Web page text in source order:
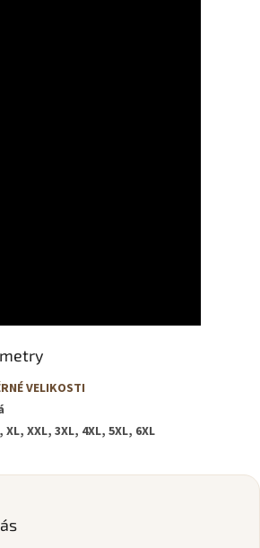
VELIKOSTI
XL, XXL, 3XL, 4XL, 5XL, 6XL